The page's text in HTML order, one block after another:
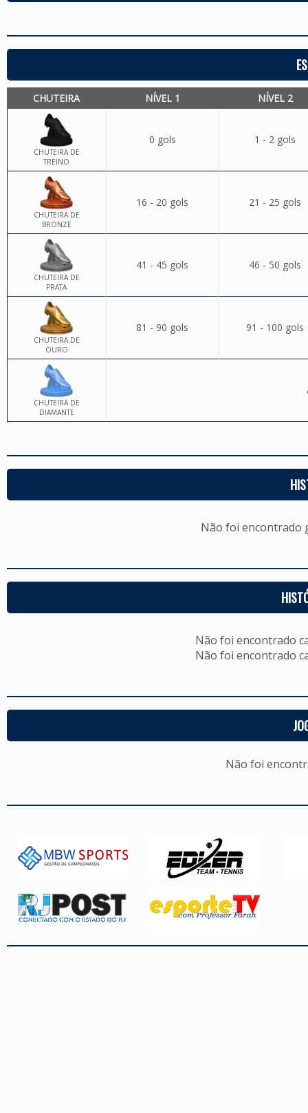
CHUTEIRA NÍVEL 1 NÍVEL 2
CHUTEIRA DE
TREINO
0 gols 1 - 2 gols
CHUTEIRA DE
BRONZE
16 - 20 gols 21 - 25 gols
CHUTEIRA DE
PRATA
41 - 45 gols 46 - 50 gols
CHUTEIRA DE
OURO
81 - 90 gols 91 - 100 gols
CHUTEIRA DE
DIAMANTE
Não foi encontrado
Não foi encontrado
Não foi encontrado
Não foi